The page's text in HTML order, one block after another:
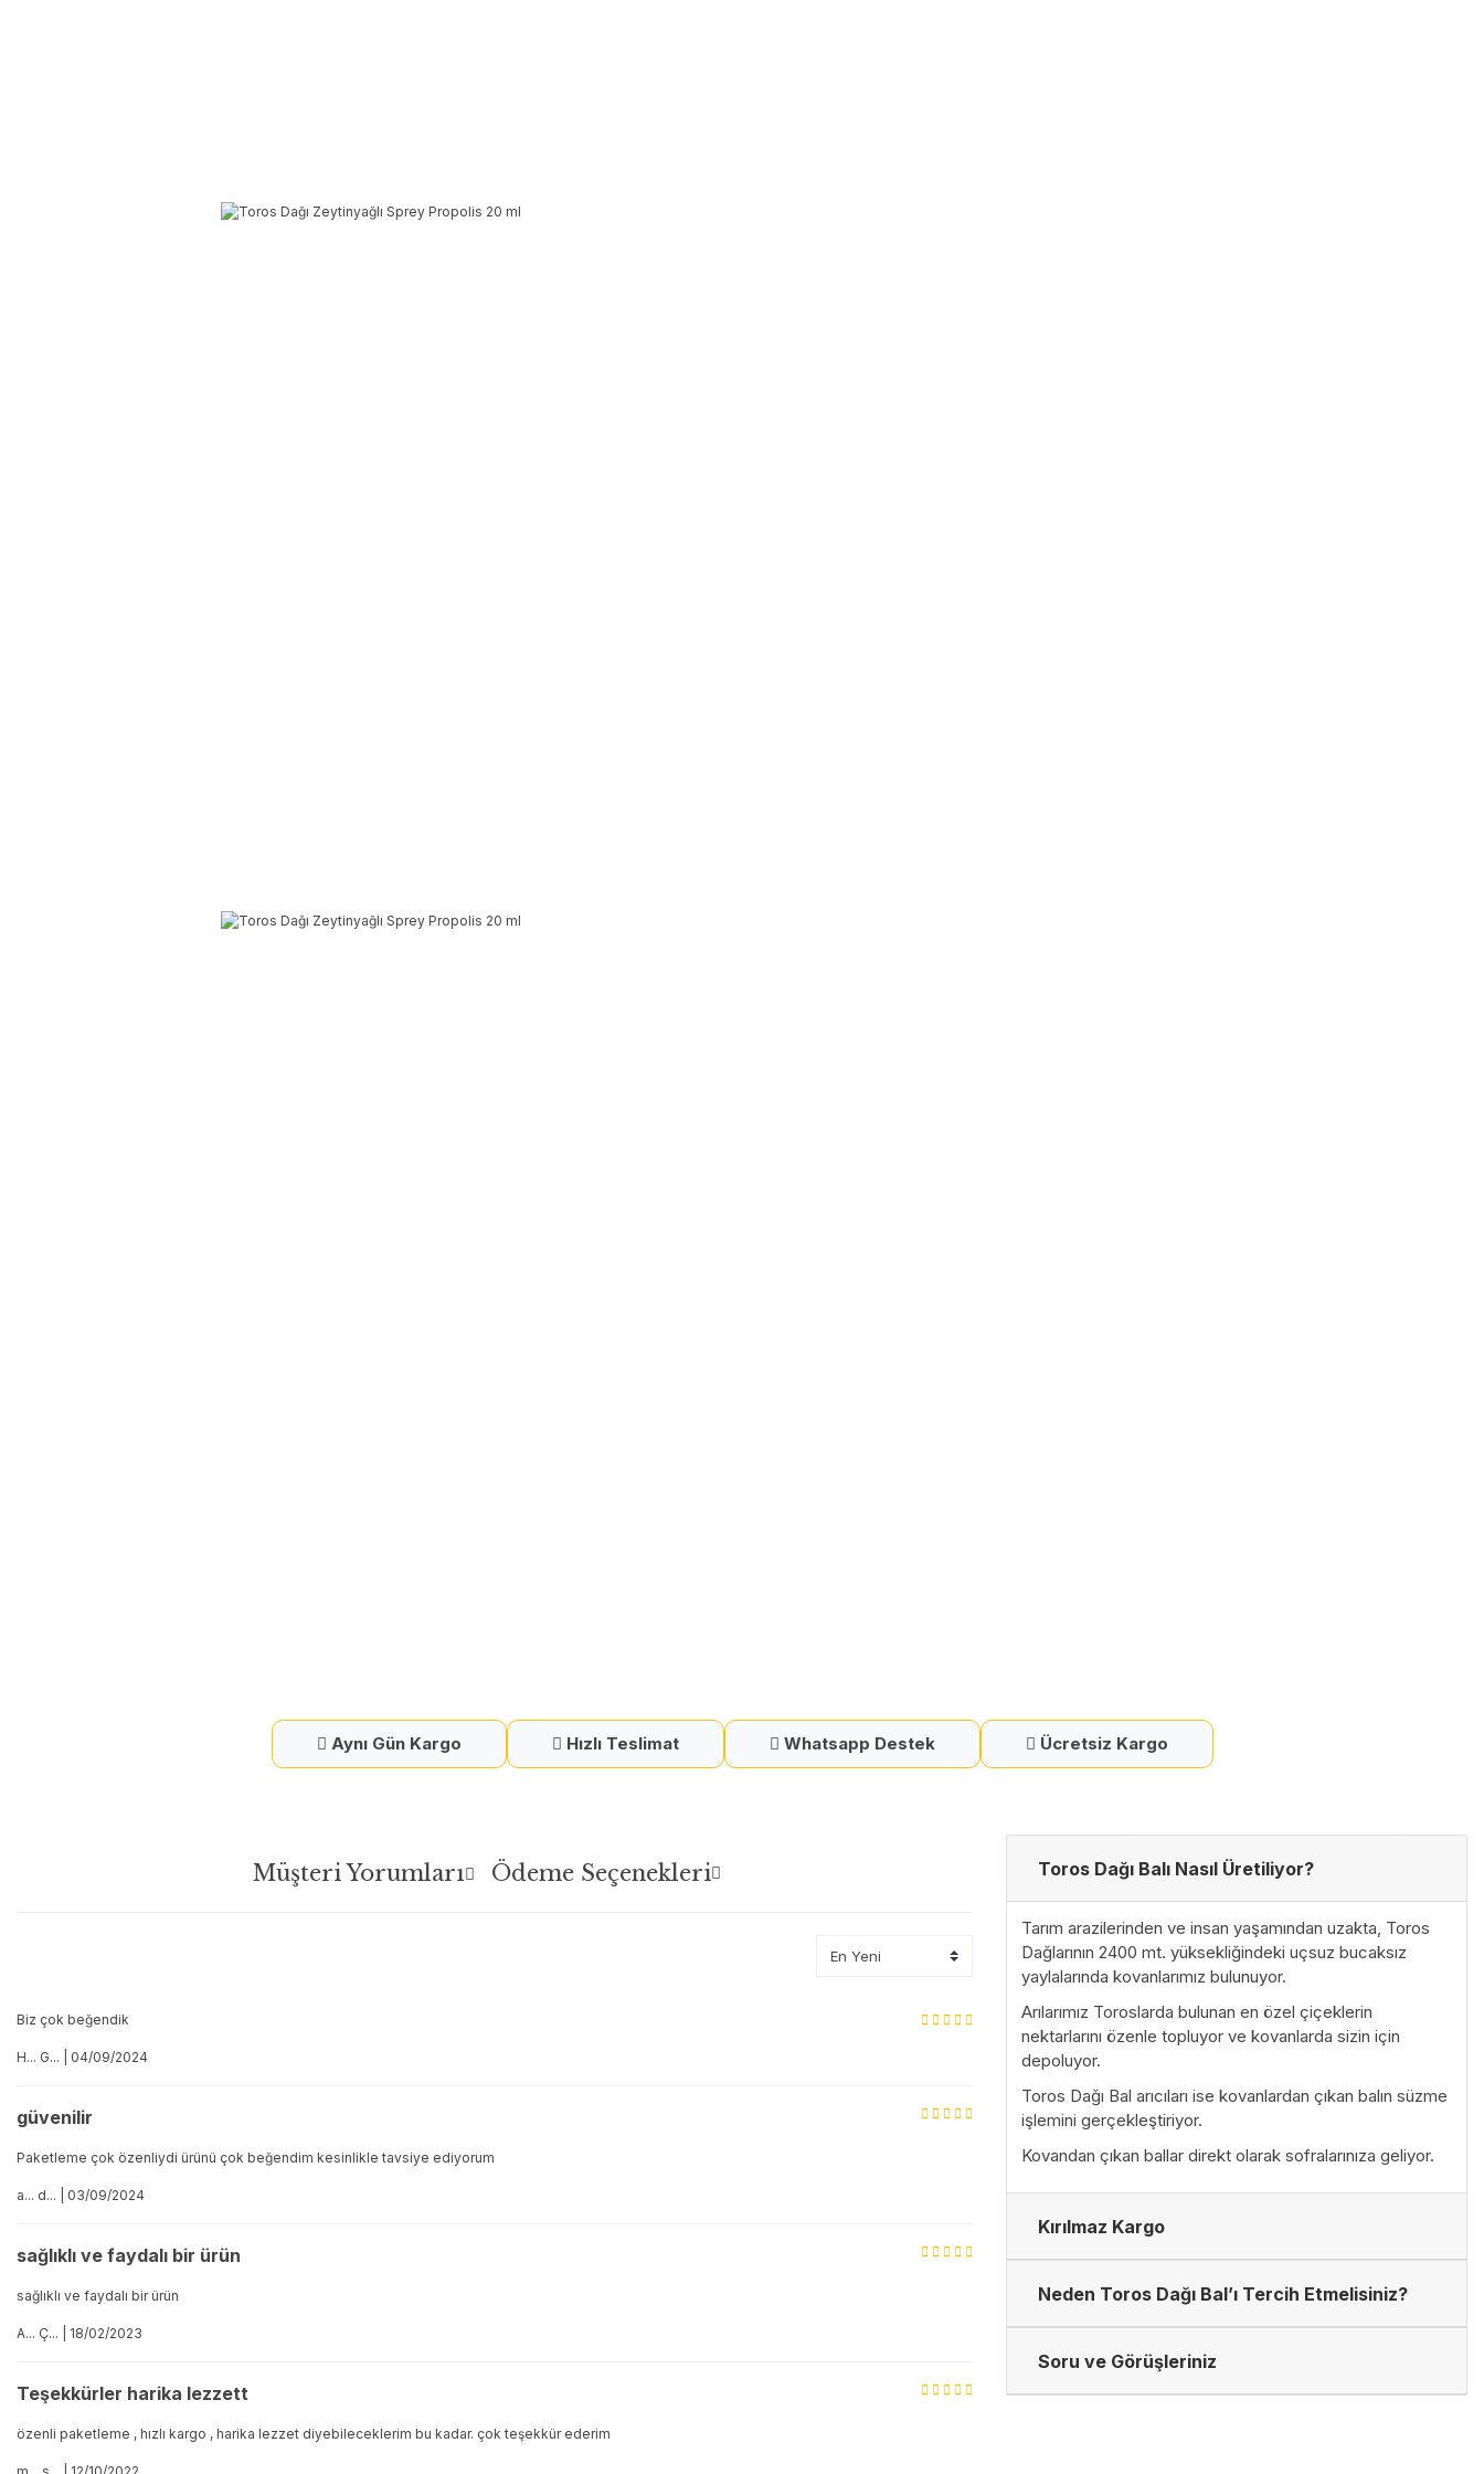
Aynı Gün Kargo Hızlı Teslimat Whatsapp Destek Ücretsiz Kargo
Müşteri Yorumları Ödeme Seçenekleri
Biz çok beğendik
H... G... | 04/09/2024
güvenilir
Paketleme çok özenliydi ürünü çok beğendim kesinlikle tavsiye ediyorum
a... d... | 03/09/2024
sağlıklı ve faydalı bir ürün
sağlıklı ve faydalı bir ürün
A... Ç... | 18/02/2023
Teşekkürler harika lezzett
özenli paketleme , hızlı kargo , harika lezzet diyebileceklerim bu kadar. çok teşekkür ederim
Toros Dağı Balı Nasıl Üretiliyor?
Tarım arazilerinden ve insan yaşamından uzakta, Toros
Dağlarının 2400 mt. yüksekliğindeki uçsuz bucaksız
yaylalarında kovanlarımız bulunuyor.
Arılarımız Toroslarda bulunan en özel çiçeklerin
nektarlarını özenle topluyor ve kovanlarda sizin için
depoluyor.
Toros Dağı Bal arıcıları ise kovanlardan çıkan balın süzme
işlemini gerçekleştiriyor.
Kovandan çıkan ballar direkt olarak sofralarınıza geliyor.
Kırılmaz Kargo
Neden Toros Dağı Bal’ı Tercih Etmelisiniz?
Soru ve Görüşleriniz